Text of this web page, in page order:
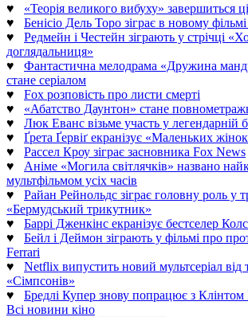
♥ «Теорія великого вибуху» завершиться
♥ Бенісіо Дель Торо зіграє в новому
♥ Редмейн і Честейн зіграють у стрічці
доглядальниця»
♥ Фантастична мелодрама «Дружина
стане серіалом
♥ Fox розповість про листи смерті
♥ «Абатство Даунтон» стане
♥ Люк Еванс візьме участь у легендарній
♥ Ґрета Ґервіґ екранізує «Маленьких
♥ Рассел Кроу зіграє засновника Fox News
♥ Аніме «Могила світлячків» названо
мультфільмом усіх часів
♥ Райан Рейнольдс зіграє головну роль у
«Бермудський трикутник»
♥ Баррі Дженкінс екранізує бестселер
♥ Бейл і Деймон зіграють у фільмі про
Ferrari
♥ Netflix випустить новий мультсеріал від
«Сімпсонів»
♥ Бредлі Купер знову попрацює з Клінтом
Всі новини кіно